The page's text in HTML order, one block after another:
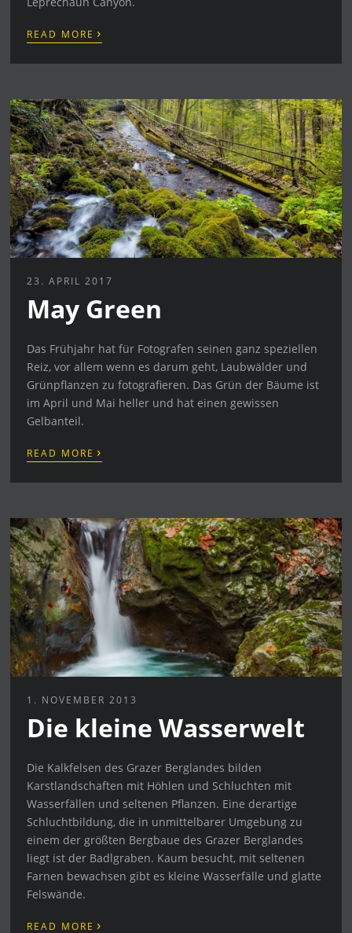
READ MORE ›
23. APRIL 2017
May Green
Das Frühjahr hat für Fotografen seinen ganz speziellen
Reiz, vor allem wenn es darum geht, Laubwälder und
Grünpflanzen zu fotografieren. Das Grün der Bäume ist
im April und Mai heller und hat einen gewissen
Gelbanteil.
READ MORE ›
1. NOVEMBER 2013
Die kleine Wasserwelt
Die Kalkfelsen des Grazer Berglandes bilden
Karstlandschaften mit Höhlen und Schluchten mit
Wasserfällen und seltenen Pflanzen. Eine derartige
Schluchtbildung, die in unmittelbarer Umgebung zu
einem der größten Bergbaue des Grazer Berglandes
liegt ist der Badlgraben. Kaum besucht, mit seltenen
Farnen bewachsen gibt es kleine Wasserfälle und glatte
Felswände.
READ MORE ›